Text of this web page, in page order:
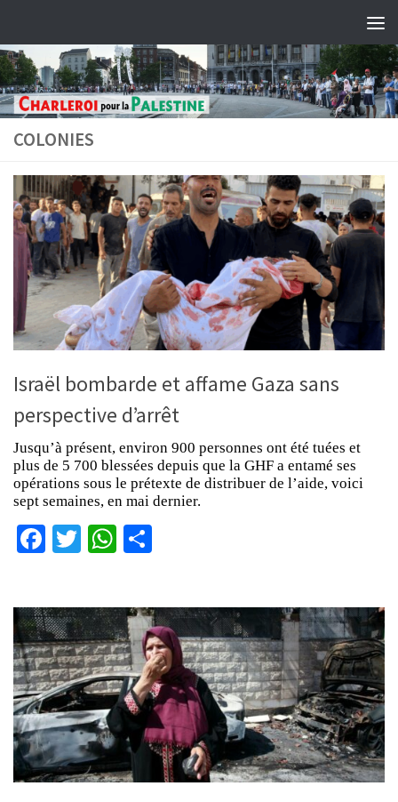
COLONIES
Israël bombarde et affame Gaza sans
perspective d’arrêt
Jusqu’à présent, environ 900 personnes ont été tuées et
plus de 5 700 blessées depuis que la GHF a entamé ses
opérations sous le prétexte de distribuer de l’aide, voici
sept semaines, en mai dernier.
Facebook
TwitterWhatsApp